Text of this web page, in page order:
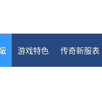
游戏特色 传奇新服表